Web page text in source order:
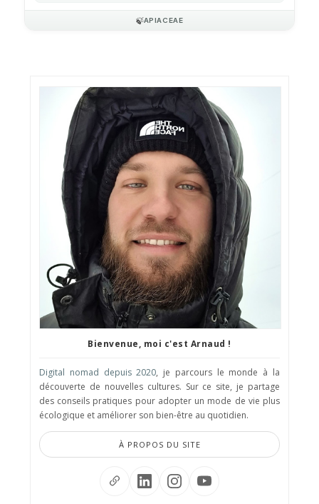
🍃APIACEAE
Bienvenue, moi c'est Arnaud !
Digital nomad depuis 2020, je parcours le monde à la
découverte de nouvelles cultures. Sur ce site, je partage
des conseils pratiques pour adopter un mode de vie plus
écologique et améliorer son bien-être au quotidien.
À PROPOS DU SITE